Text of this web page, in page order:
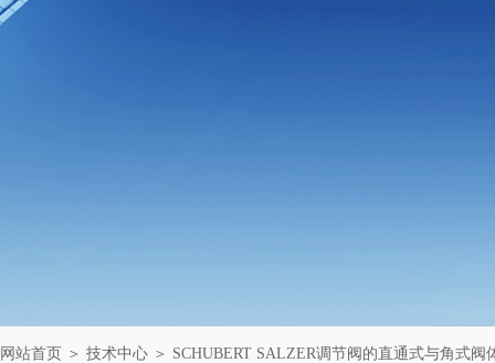
网站首页 ＞ 技术中心 ＞ SCHUBERT SALZER调节阀的直通式与角式阀